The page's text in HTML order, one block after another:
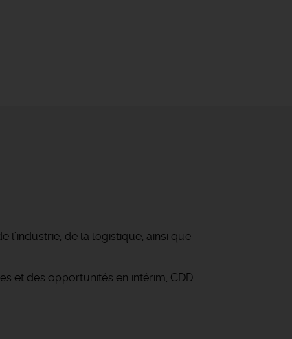
l’industrie, de la logistique, ainsi que
et des opportunités en intérim, CDD